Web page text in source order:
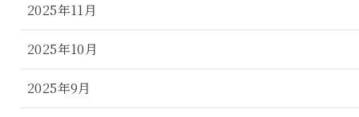
2025年11月
2025年10月
2025年9月